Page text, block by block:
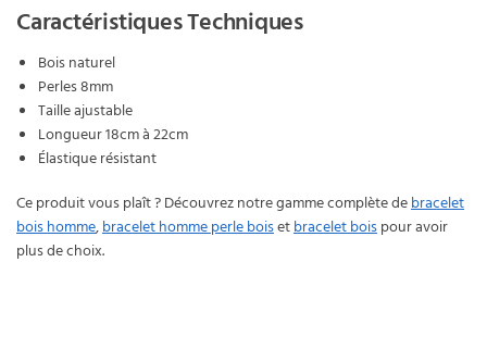
Caractéristiques Techniques
Bois naturel
Perles 8mm
Taille ajustable
Longueur 18cm à 22cm
Élastique résistant
Ce produit vous plaît ? Découvrez notre gamme complète debracelet
bois homme,bracelet homme perle boisetbracelet boispour avoir
plus de choix.